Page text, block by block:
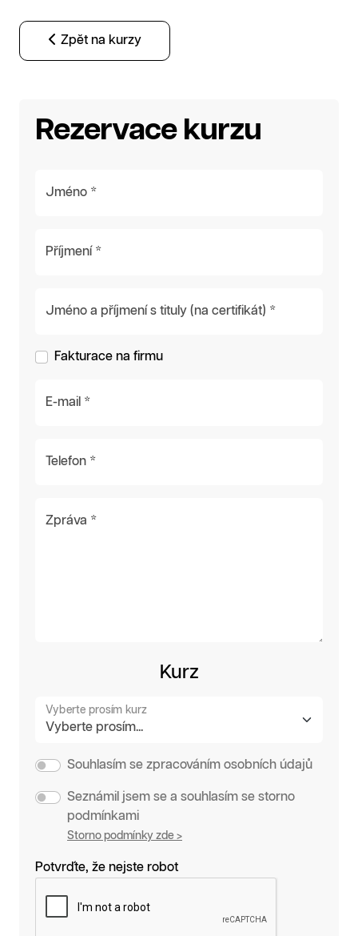
Zpět na kurzy
Rezervace kurzu
Jméno *
Příjmení *
Jméno a příjmení s tituly (na certifikát) *
Fakturace na firmu
E-mail *
Telefon *
Zpráva *
Kurz
Vyberte prosím kurz
Souhlasím se zpracováním osobních údajů
Seznámil jsem se a souhlasím se storno
podmínkami
Storno podmínky zde >
Potvrďte, že nejste robot